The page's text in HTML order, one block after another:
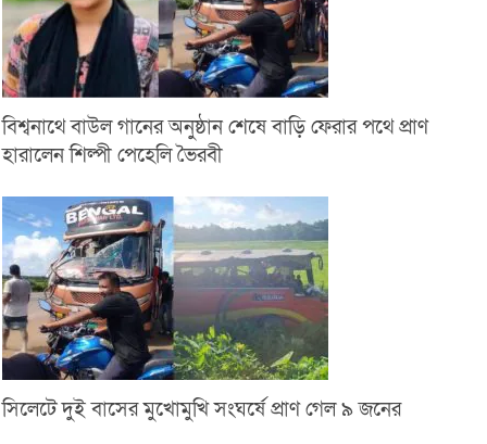
বিশ্বনাথে বাউল গানের অনুষ্ঠান শেষে বাড়ি ফেরার পথে প্রাণ
হারালেন শিল্পী পেহেলি ভৈরবী
সিলেটে দুই বাসের মুখোমুখি সংঘর্ষে প্রাণ গেল ৯ জনের